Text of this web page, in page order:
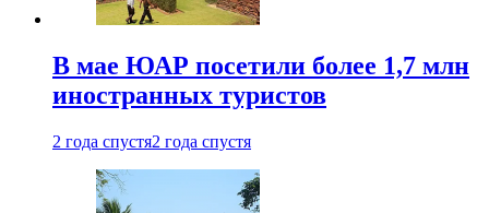
В мае ЮАР посетили более 1,7 млн
иностранных туристов
2 года спустя2 года спустя